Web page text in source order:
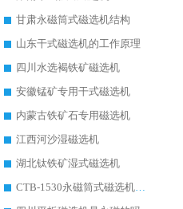
甘肃永磁筒式磁选机结构
山东干式磁选机的工作原理
四川水选褐铁矿磁选机
安徽锰矿专用干式磁选机
内蒙古铁矿石专用磁选机
江西河沙湿磁选机
湖北钛铁矿湿式磁选机
CTB-1530永磁筒式磁选机代理商